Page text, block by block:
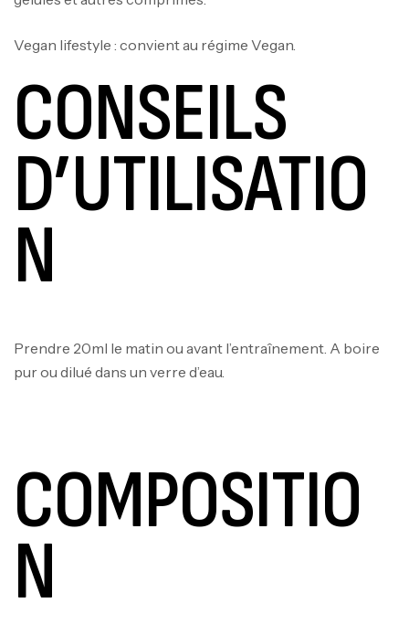
Vegan lifestyle : convient au régime Vegan.
CONSEILS
D’UTILISATIO
N
Prendre 20ml le matin ou avant l’entraînement. A boire
pur ou dilué dans un verre d’eau.
COMPOSITIO
N